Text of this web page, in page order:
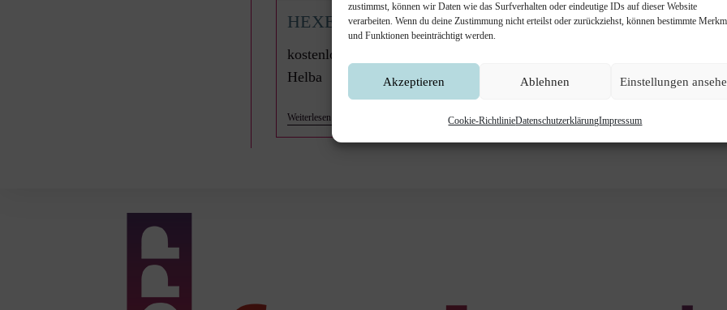
zustimmst, können wir Daten wie das Surfverhalten oder eindeutige IDs auf dieser Website
verarbeiten. Wenn du deine Zustimmung nicht erteilst oder zurückziehst, können bestimmte
und Funktionen beeinträchtigt werden.
Akzeptieren Ablehnen Einstellungen
Cookie-RichtlinieDatenschutzerklärungImpressum
HEXE HELBA
kostenlose Häkelanleitung für Hexe
Helba
WeiterlesenHexe